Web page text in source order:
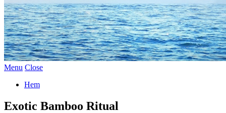
Menu Close
Hem
Exotic Bamboo Ritual